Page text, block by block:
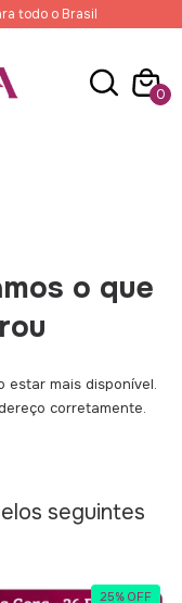
todo o Brasil
0
o que
estar mais disponível.
corretamente.
seguintes
25% OFF